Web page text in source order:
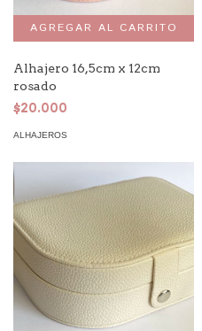
Alhajero 16,5cm x 12cm
rosado
$20.000
ALHAJEROS